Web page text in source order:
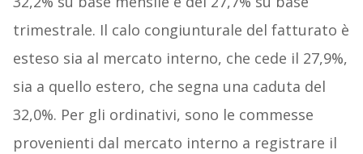
trimestrale. Il calo congiunturale del fatturato è
esteso sia al mercato interno, che cede il 27,9%,
sia a quello estero, che segna una caduta del
32,0%. Per gli ordinativi, sono le commesse
provenienti dal mercato interno a registrare il